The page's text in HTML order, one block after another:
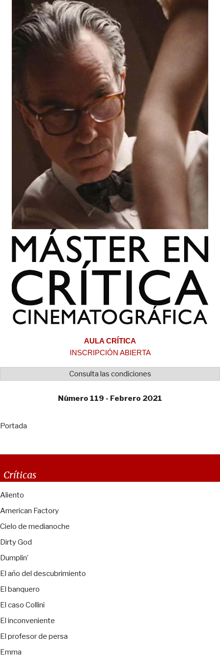
AULA CRÍTICA
INSCRIPCIÓN ABIERTA
Consulta las condiciones
Número 119 - Febrero 2021
Portada
Críticas
Aliento
American Factory
Cielo de medianoche
Dirty God
Dumplin’
El año del descubrimiento
El banquero
El caso Collini
El inconveniente
El profesor de persa
Emma